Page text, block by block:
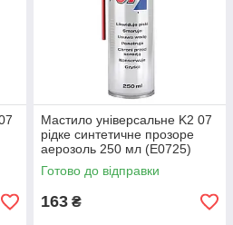
Мастило універсальне K2 07
рідке синтетичне прозоре
аерозоль 250 мл (E0725)
Готово до відправки
163 ₴